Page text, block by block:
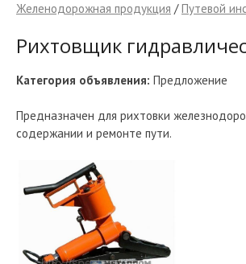
Желенодорожная продукция /Путевой
Рихтовщик
Категория объявления: Предложение
Предназначен для рихтовки
содержании и ремонте пути.